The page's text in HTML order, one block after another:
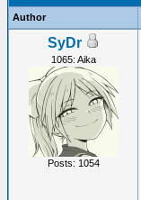
Author
SyDr
1065: Aika
Posts: 1054